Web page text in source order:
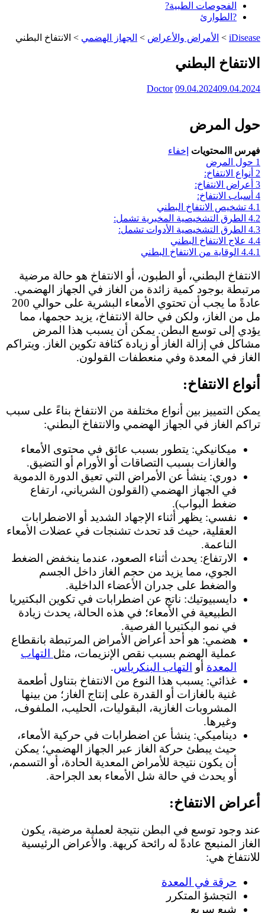
الفحوصات الطبية?
?الطوارئ
iDisease
> الأمراض والأعراض > الجهاز الهضمي > الانتفاخ البطني
الانتفاخ البطني
09.04.202409.04.2024
Doctor
حول المرض
فهرس االمحتويات إخفاء
1 حول المرض
2 أنواع الانتفاخ:
3 أعراض الانتفاخ:
4 أسباب الانتفاخ:
4.1 تشخيص الانتفاخ البطني
4.2 الطرق التشخيصية المخبرية تشمل:
4.3 الطرق التشخيصية الأدوات تشمل:
4.4 علاج الانتفاخ البطني
4.4.1 الوقاية من الانتفاخ البطني
الانتفاخ البطني، أو الطبون، أو الانتفاخ هو حالة مرضية
مرتبطة بوجود كمية زائدة من الغاز في الجهاز الهضمي.
عادةً ما يجب أن تحتوي الأمعاء البشرية على حوالي 200
مل من الغاز، ولكن في حالة الانتفاخ، يزيد حجمها، مما
يؤدي إلى توسع البطن. يمكن أن يسبب هذا المرض
مشاكل في إزالة الغاز أو زيادة كثافة تكوين الغاز. ويتراكم
الغاز في المعدة وفي منعطفات القولون.
أنواع الانتفاخ:
يمكن التمييز بين أنواع مختلفة من الانتفاخ بناءً على سبب
تراكم الغاز في الجهاز الهضمي والانتفاخ البطني:
ميكانيكي: يتطور بسبب عائق في محتوى الأمعاء
والغازات بسبب التصاقات أو الأورام أو التضيق.
دوري: ينشأ عن الأمراض التي تعيق الدورة الدموية
في الجهاز الهضمي (القولون الشرياني، ارتفاع
ضغط البواب).
نفسي: يظهر أثناء الإجهاد الشديد أو الاضطرابات
العقلية، حيث قد تحدث تشنجات في عضلات الأمعاء
الناعمة.
الارتفاع: يحدث أثناء الصعود، عندما ينخفض الضغط
الجوي، مما يزيد من حجم الغاز داخل الجسم
والضغط على جدران الأعضاء الداخلية.
دايسبيوتيك: ناتج عن اضطرابات في تكوين البكتيريا
الطبيعية في الأمعاء؛ في هذه الحالة، يحدث زيادة
في نمو البكتيريا الفرصية.
هضمي: هو أحد أعراض الأمراض المرتبطة بانقطاع
عملية الهضم بسبب نقص الإنزيمات، مثل التهاب
المعدة أو التهاب البنكرياس.
غذائي: يسبب هذا النوع من الانتفاخ بتناول أطعمة
غنية بالغازات أو القدرة على إنتاج الغاز؛ من بينها
المشروبات الغازية، البقوليات، الحليب، الملفوف،
وغيرها.
ديناميكي: ينشأ عن اضطرابات في حركية الأمعاء،
حيث يبطئ حركة الغاز عبر الجهاز الهضمي؛ يمكن
أن يكون نتيجة للأمراض المعدية الحادة، أو التسمم،
أو يحدث في حالة شل الأمعاء بعد الجراحة.
أعراض الانتفاخ:
عند وجود توسع في البطن نتيجة لعملية مرضية، يكون
الغاز المنبعج عادةً له رائحة كريهة. والأعراض الرئيسية
للانتفاخ هي:
حرقة في المعدة
التجشؤ المتكرر
شبع سريع